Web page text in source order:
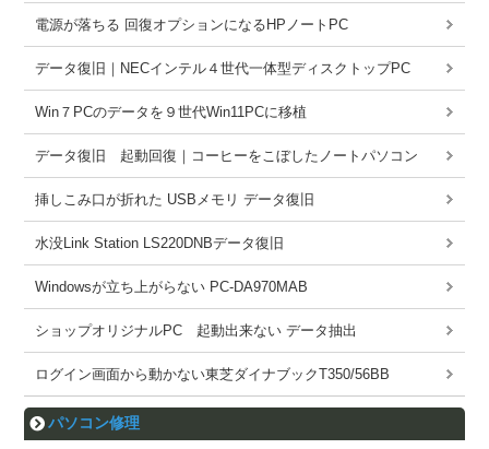
電源が落ちる 回復オプションになるHPノートPC
データ復旧｜NECインテル４世代一体型ディスクトップPC
Win７PCのデータを９世代Win11PCに移植
データ復旧 起動回復｜コーヒーをこぼしたノートパソコン
挿しこみ口が折れた USBメモリ データ復旧
水没Link Station LS220DNBデータ復旧
Windowsが立ち上がらない PC-DA970MAB
ショップオリジナルPC 起動出来ない データ抽出
ログイン画面から動かない東芝ダイナブックT350/56BB
パソコン修理